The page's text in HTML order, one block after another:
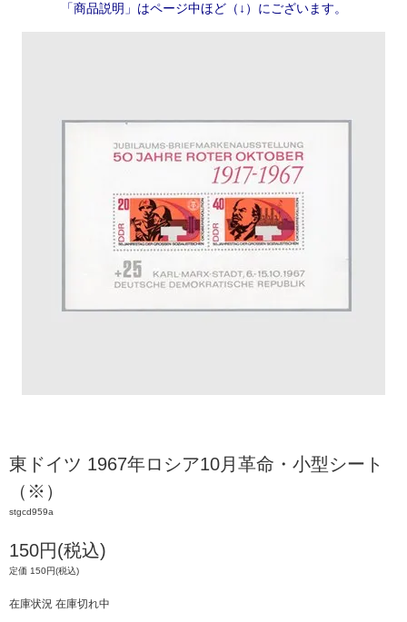
「商品説明」はページ中ほど（↓）にございます。
東ドイツ 1967年ロシア10月革命・小型シート
（※）
stgcd959a
150円(税込)
定価 150円(税込)
在庫状況 在庫切れ中